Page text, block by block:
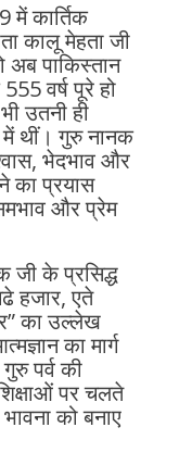
में कार्तिक
कालू मेहता जी
पाकिस्तान
वर्ष पूरे हो
उतनी ही
थीं। गुरु नानक
भेदभाव और
का प्रयास
और प्रेम
जी के प्रसिद्ध
हजार, एते
का उल्लेख
का मार्ग
पर्व की
पर चलते
को बनाए